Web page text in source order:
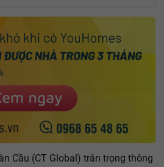
Cầu (CT Global) trân trọng thông